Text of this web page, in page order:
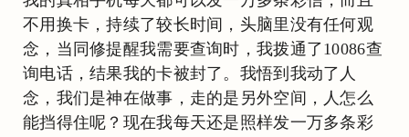
不用换卡，持续了较长时间，头脑里没有任何观
念，当同修提醒我需要查询时，我拨通了10086查
询电话，结果我的卡被封了。我悟到我动了人
念，我们是神在做事，走的是另外空间，人怎么
能挡得住呢？现在我每天还是照样发一万多条彩